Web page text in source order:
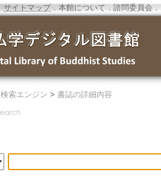
サイトマップ．本館について ． 諮問委員会 ．
検索エンジン > 書誌の詳細内容